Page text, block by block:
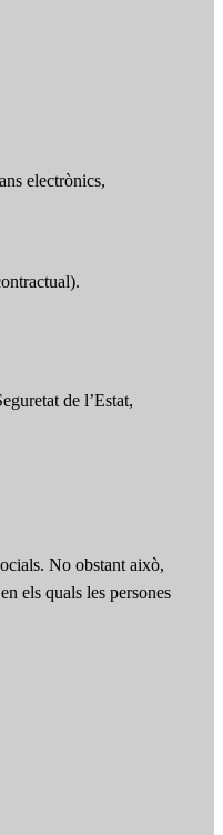
electrònics,
de l’Estat,
No obstant això,
els quals les persones